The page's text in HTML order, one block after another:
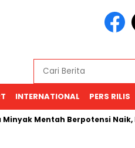
INTERNATIONAL PERS RILIS
Berpotensi Naik,